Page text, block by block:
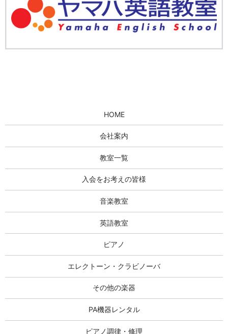
HOME
会社案内
教室一覧
入会をお考えの皆様
音楽教室
英語教室
ピアノ
エレクトーン・クラビノーバ
その他の楽器
PA機器レンタル
ピアノ調律・修理